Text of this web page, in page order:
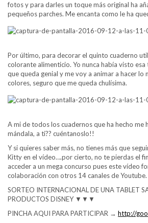
fotos y para darles un toque más original ha
pequeños parches. Me encanta como le ha
Por último, para decorar el quinto cuaderno
colorante alimenticio. Yo nunca había visto
que queda genial y me voy a animar a hacer lo
colores, seguro que me queda chulísima.
A mi de todos los cuadernos que ha hecho me
mándala, a ti?? cuéntanoslo!!
Y si quieres saber más, no tienes más que
Kitty en el vídeo….por cierto, no te pierdas el
acceder a un mega concurso pues este vídeo
colaboración con otros 14 canales de Youtube.
SORTEO INTERNACIONAL DE UNA TABLET
PRODUCTOS DISNEY ▼▼▼
PINCHA AQUI PARA PARTICIPAR → http://